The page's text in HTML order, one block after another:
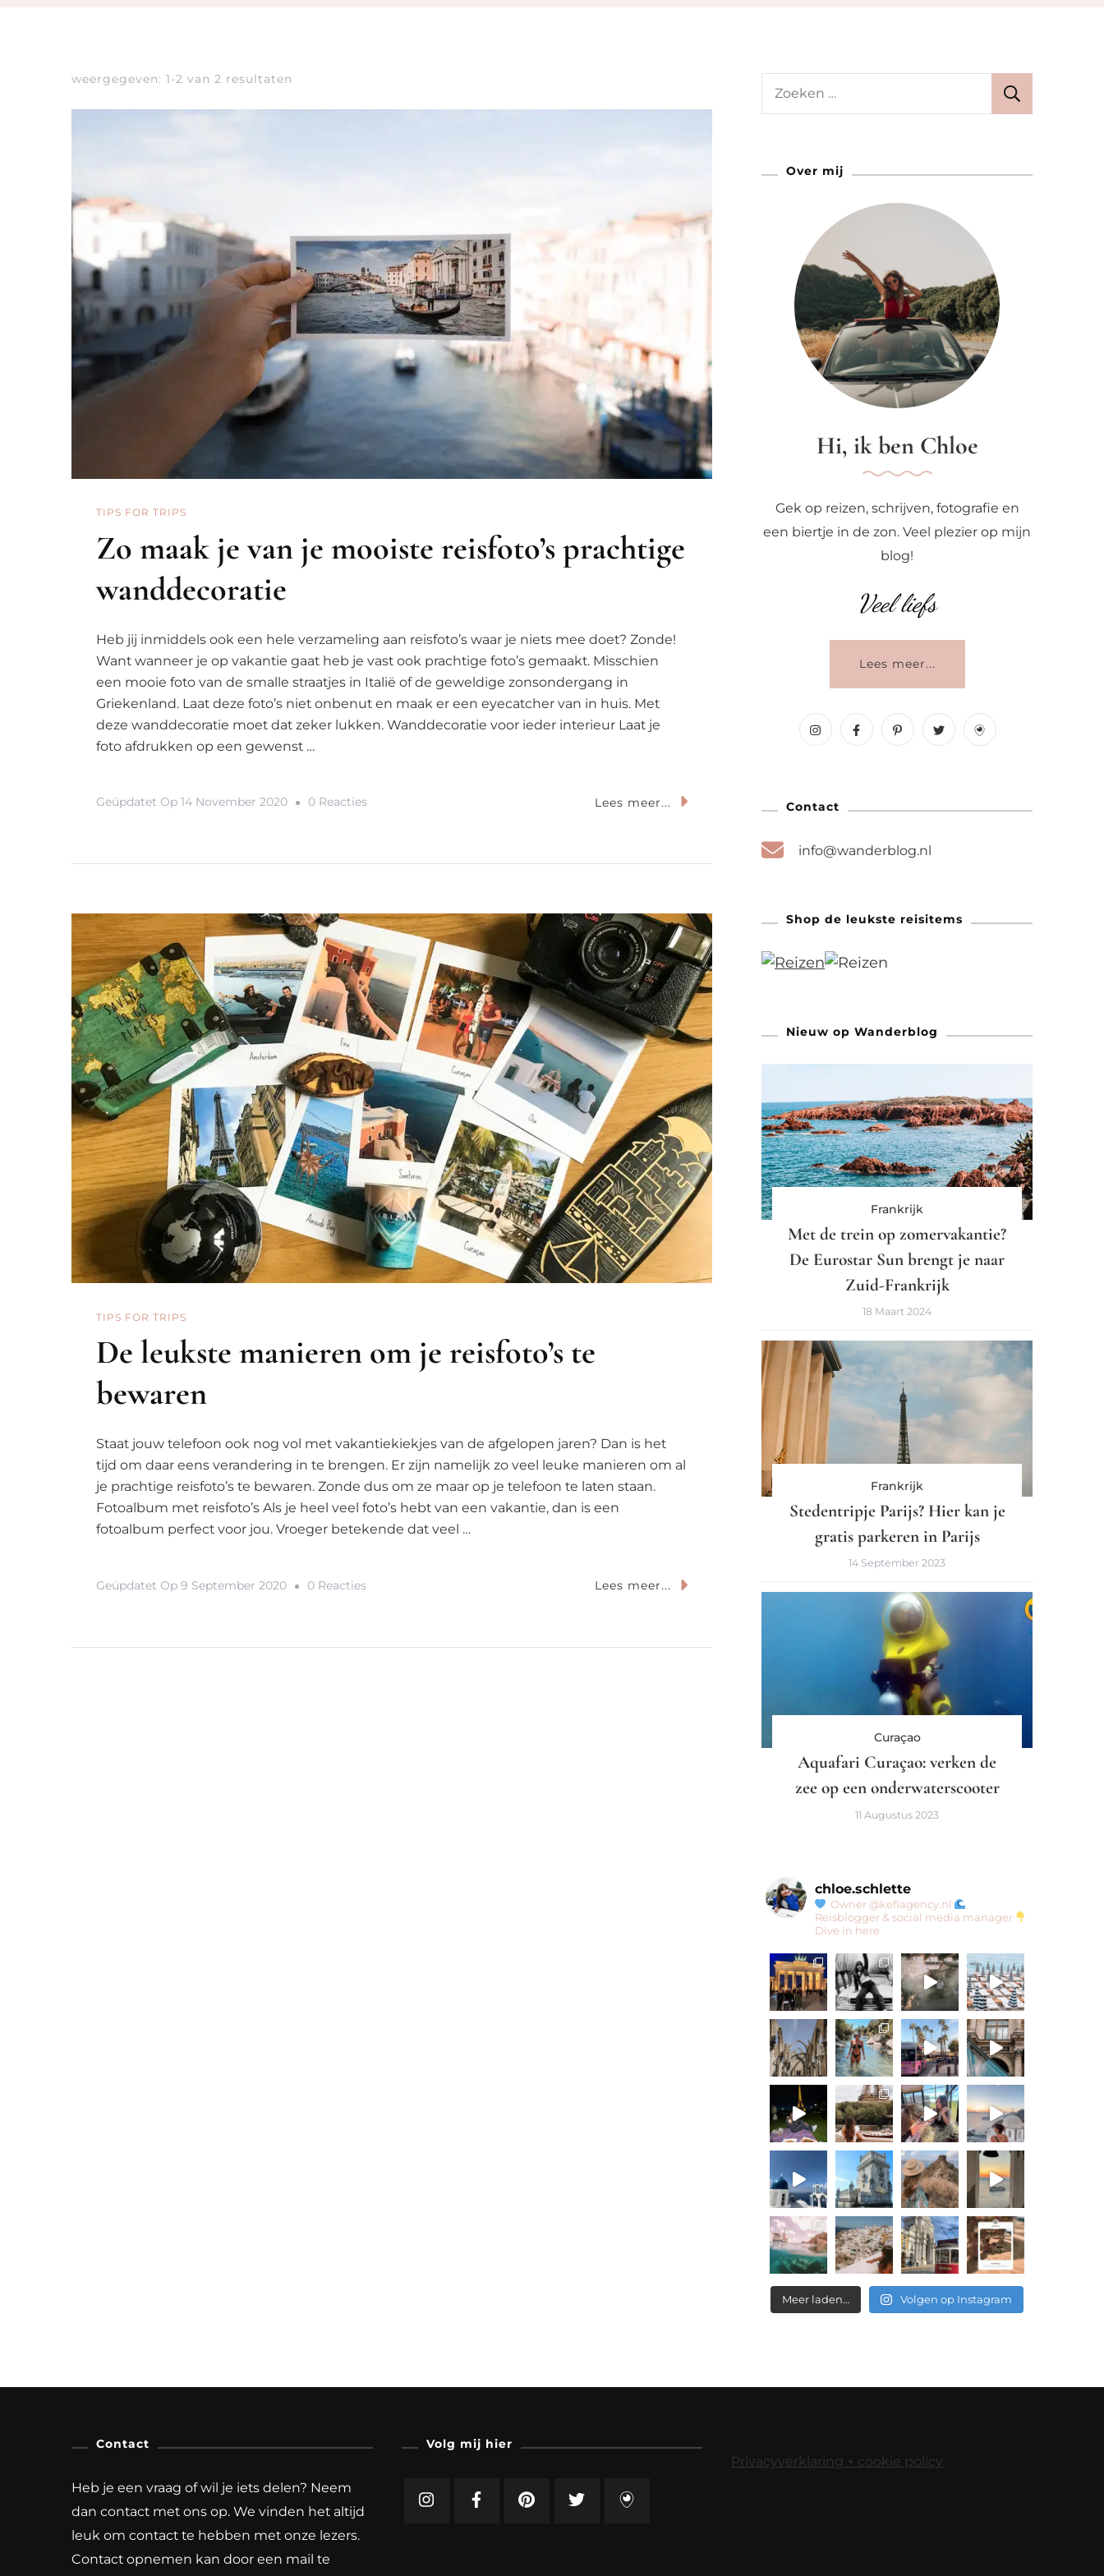
weergegeven: 1-2 van 2 resultaten
TIPS FOR TRIPS
Zo maak je van je mooiste reisfoto’s prachtige
wanddecoratie
Heb jij inmiddels ook een hele verzameling aan reisfoto’s waar je niets mee doet? Zonde!
Want wanneer je op vakantie gaat heb je vast ook prachtige foto’s gemaakt. Misschien
een mooie foto van de smalle straatjes in Italië of de geweldige zonsondergang in
Griekenland. Laat deze foto’s niet onbenut en maak er een eyecatcher van in huis. Met
deze wanddecoratie moet dat zeker lukken. Wanddecoratie voor ieder interieur Laat je
foto afdrukken op een gewenst …
Geüpdatet Op 14 November 2020 0 ReactiesOp
Je
Mooiste
Reisfoto’s
Prachtige
Wanddecoratie
Lees meer...
TIPS FOR TRIPS
De leukste manieren om je reisfoto’s te
bewaren
Staat jouw telefoon ook nog vol met vakantiekiekjes van de afgelopen jaren? Dan is het
tijd om daar eens verandering in te brengen. Er zijn namelijk zo veel leuke manieren om al
je prachtige reisfoto’s te bewaren. Zonde dus om ze maar op je telefoon te laten staan.
Fotoalbum met reisfoto’s Als je heel veel foto’s hebt van een vakantie, dan is een
fotoalbum perfect voor jou. Vroeger betekende dat veel …
Geüpdatet Op 9 September 2020 0 ReactiesOp
Lees meer...
Zoeken
Over mij
Hi, ik ben Chloe
Gek op reizen, schrijven, fotografie en
een biertje in de zon. Veel plezier op mijn
blog!
Veel liefs
Lees meer...
Contact
info@wanderblog.nl
Shop de leukste reisitems
Nieuw op Wanderblog
Frankrijk
Met de trein op zomervakantie?
De Eurostar Sun brengt je naar
Zuid-Frankrijk
18 Maart 2024
Frankrijk
Stedentripje Parijs? Hier kan je
gratis parkeren in Parijs
14 September 2023
Curaçao
Aquafari Curaçao: verken de
zee op een onderwaterscooter
11 Augustus 2023
chloe.schlette
Owner @kefiagency.nl
Reisblogger & social media manager
Dive in here
Meer laden… Volgen op Instagram
Contact
Heb je een vraag of wil je iets delen? Neem
dan contact met ons op. We vinden het altijd
leuk om contact te hebben met onze lezers.
Contact opnemen kan door een mail te
Volg mij hier
Privacyverklaring + cookie policy